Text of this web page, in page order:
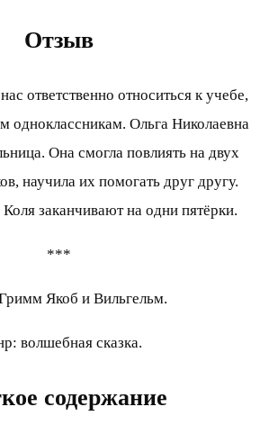
Отзыв
ответственно относиться к учебе,
одноклассникам. Ольга Николаевна
Она смогла повлиять на двух
научила их помогать друг другу.
заканчивают на одни пятёрки.
***
Якоб и Вильгельм.
волшебная сказка.
содержание